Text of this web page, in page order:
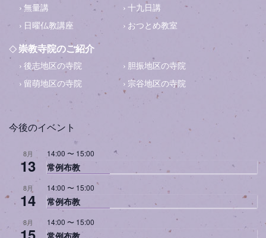
無量講
十九日講
日曜仏教講座
おつとめ教室
崇教寺院のご紹介
後志地区の寺院
胆振地区の寺院
留萌地区の寺院
宗谷地区の寺院
今後のイベント
8月
13
14:00 〜 15:00
常例布教
8月
14
14:00 〜 15:00
常例布教
8月 14:00 〜 15:00
常例布教